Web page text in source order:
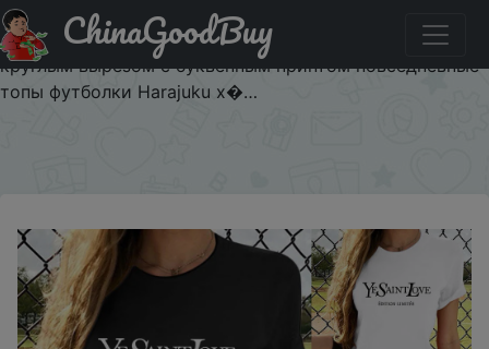
Купити на розпродажі YESAINTLOVE 2020 женская
летняя одежда футболки с короткими рукавами и
круглым вырезом с буквенным принтом повседневные
топы футболки Harajuku х�…
ChinaGoodBuy